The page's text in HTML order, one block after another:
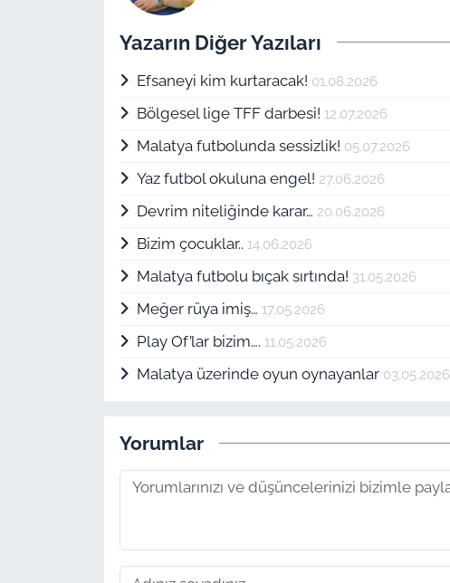
Yazarın Diğer Yazıları
Efsaneyi kim kurtaracak! 01.08.2026
Bölgesel lige TFF darbesi! 12.07.2026
Malatya futbolunda sessizlik! 05.07.2026
Yaz futbol okuluna engel! 27.06.2026
Devrim niteliğinde karar… 20.06.2026
Bizim çocuklar.. 14.06.2026
Malatya futbolu bıçak sırtında! 31.05.2026
Meğer rüya imiş… 17.05.2026
Play Of’lar bizim…. 11.05.2026
Malatya üzerinde oyun oynayanlar 03.05.2026
Yorumlar